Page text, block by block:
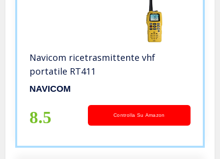
Navicom ricetrasmittente vhf
portatile RT411
NAVICOM
8.5 Controlla Su Amazon